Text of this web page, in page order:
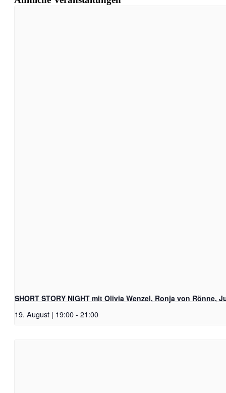
SHORT STORY NIGHT mit Olivia Wenzel, Ronja von Rönne,
19. August | 19:00- 21:00